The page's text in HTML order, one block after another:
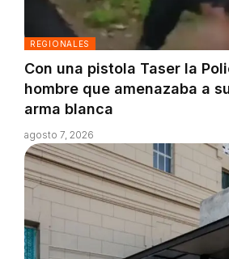
REGIONALES
Con una pistola Taser la
hombre que amenazaba a
arma blanca
agosto 7, 2026